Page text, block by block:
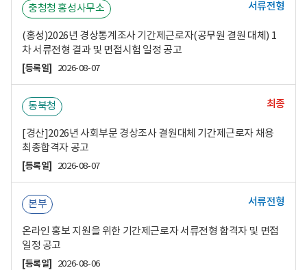
충청청 홍성사무소 서류전형
(홍성)2026년 경상통계조사 기간제근로자(공무원 결원 대체) 1
차 서류전형 결과 및 면접시험 일정 공고
[등록일] 2026-08-07
동북청 최종
[경산]2026년 사회부문 경상조사 결원대체 기간제근로자 채용
최종합격자 공고
[등록일] 2026-08-07
본부 서류전형
온라인 홍보 지원을 위한 기간제근로자 서류전형 합격자 및 면접
일정 공고
[등록일] 2026-08-06